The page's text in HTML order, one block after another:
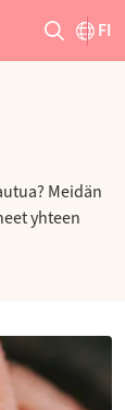
FI
Meidän
yhteen